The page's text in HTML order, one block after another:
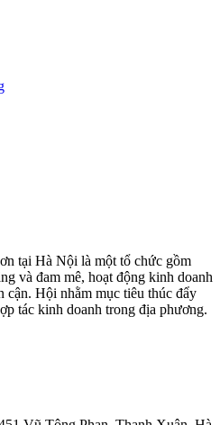
tại Hà Nội là một tổ chức gồm
và đam mê, hoạt động kinh doanh
cận. Hội nhằm mục tiêu thúc đẩy
tác kinh doanh trong địa phương.